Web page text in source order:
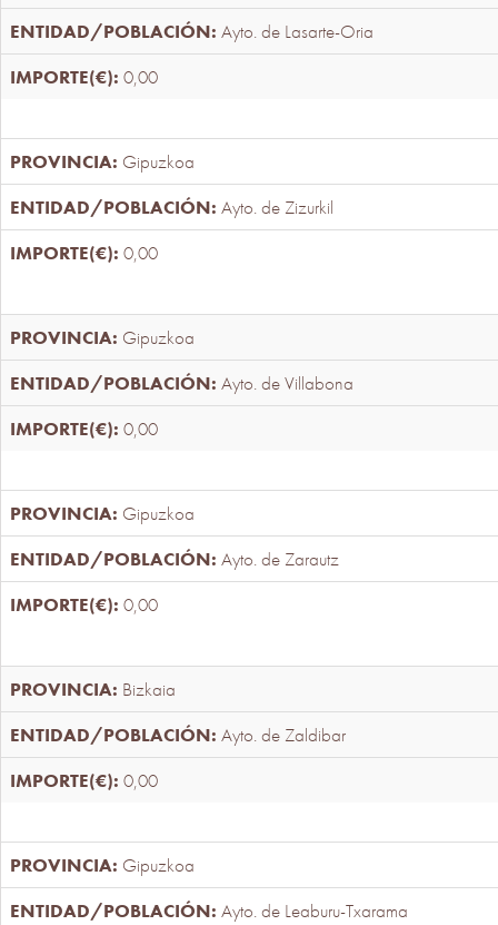
Ayto. de Lasarte-Oria
0,00
Gipuzkoa
Ayto. de Zizurkil
0,00
Gipuzkoa
Ayto. de Villabona
0,00
Gipuzkoa
Ayto. de Zarautz
0,00
Bizkaia
Ayto. de Zaldibar
0,00
Gipuzkoa
Ayto. de Leaburu-Txarama